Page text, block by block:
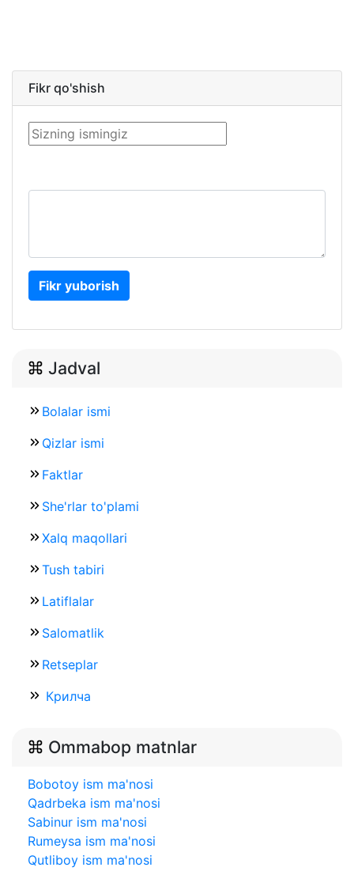
Fikr qo'shish
Fikr yuborish
Jadval
Bolalar ismi
Qizlar ismi
Faktlar
She'rlar to'plami
Xalq maqollari
Tush tabiri
Latiflalar
Salomatlik
Retseplar
Крилча
Ommabop matnlar
Bobotoy ism ma'nosi
Qadrbeka ism ma'nosi
Sabinur ism ma'nosi
Rumeysa ism ma'nosi
Qutliboy ism ma'nosi